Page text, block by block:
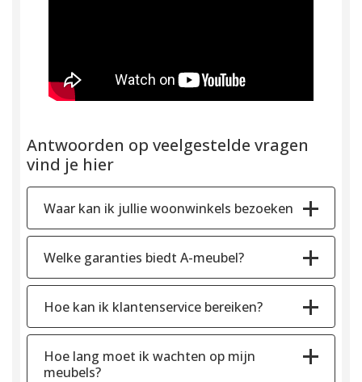
Antwoorden op veelgestelde vragen
vind je hier
Waar kan ik jullie woonwinkels bezoeken
Welke garanties biedt A-meubel?
Hoe kan ik klantenservice bereiken?
Hoe lang moet ik wachten op mijn
meubels?